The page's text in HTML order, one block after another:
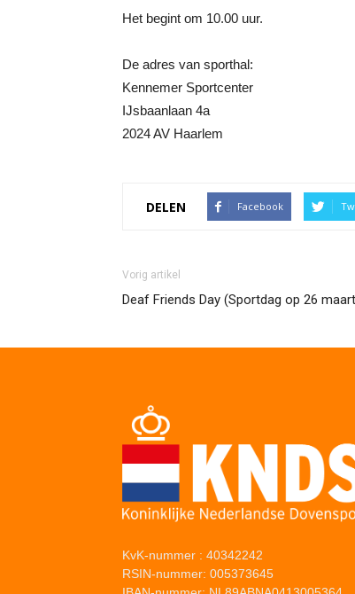
Het begint om 10.00 uur.
De adres van sporthal:
Kennemer Sportcenter
IJsbaanlaan 4a
2024 AV Haarlem
DELEN Facebook
Vorig artikel
Deaf Friends Day (Sportdag op 26
KvK-nummer : 40342242
RSIN-nummer: 005373645